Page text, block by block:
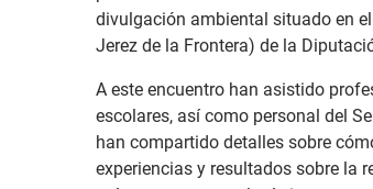
divulgación ambiental situado en
Jerez de la Frontera) de la
A este encuentro han asistido
escolares, así como personal del
han compartido detalles sobre
experiencias y resultados sobre la